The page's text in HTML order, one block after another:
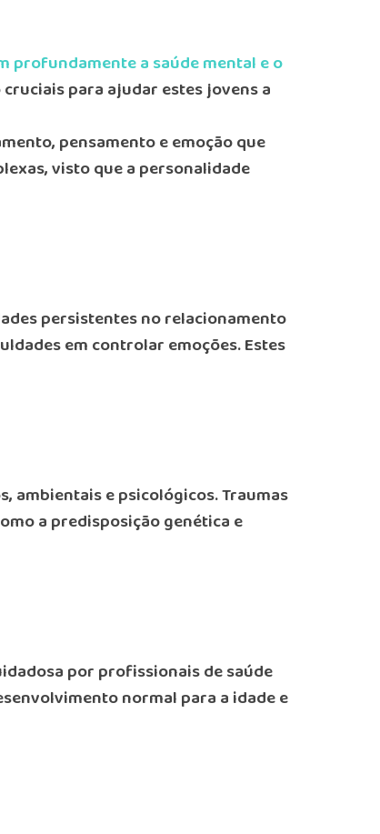
profundamente a saúde mental e o
para ajudar estes jovens a
pensamento e emoção que
visto que a personalidade
persistentes no relacionamento
em controlar emoções. Estes
ambientais e psicológicos. Traumas
a predisposição genética e
por profissionais de saúde
normal para a idade e